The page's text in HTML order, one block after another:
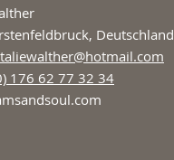
Deutschland
176 62 77 32 34